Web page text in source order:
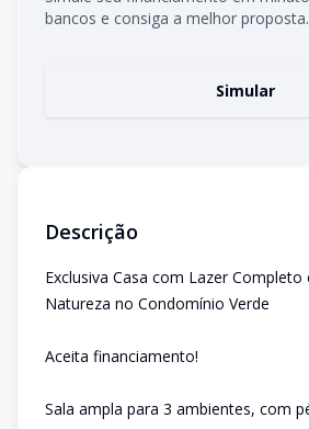
bancos e consiga a melhor proposta.
Simular
Descrição
Exclusiva Casa com Lazer
Natureza no Condomínio Verde
Aceita financiamento!
Sala ampla para 3 ambientes, com